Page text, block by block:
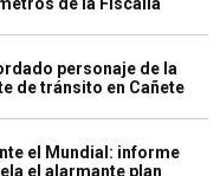
de la Fiscalía
personaje de la
de tránsito en Cañete
el Mundial: informe
el alarmante plan